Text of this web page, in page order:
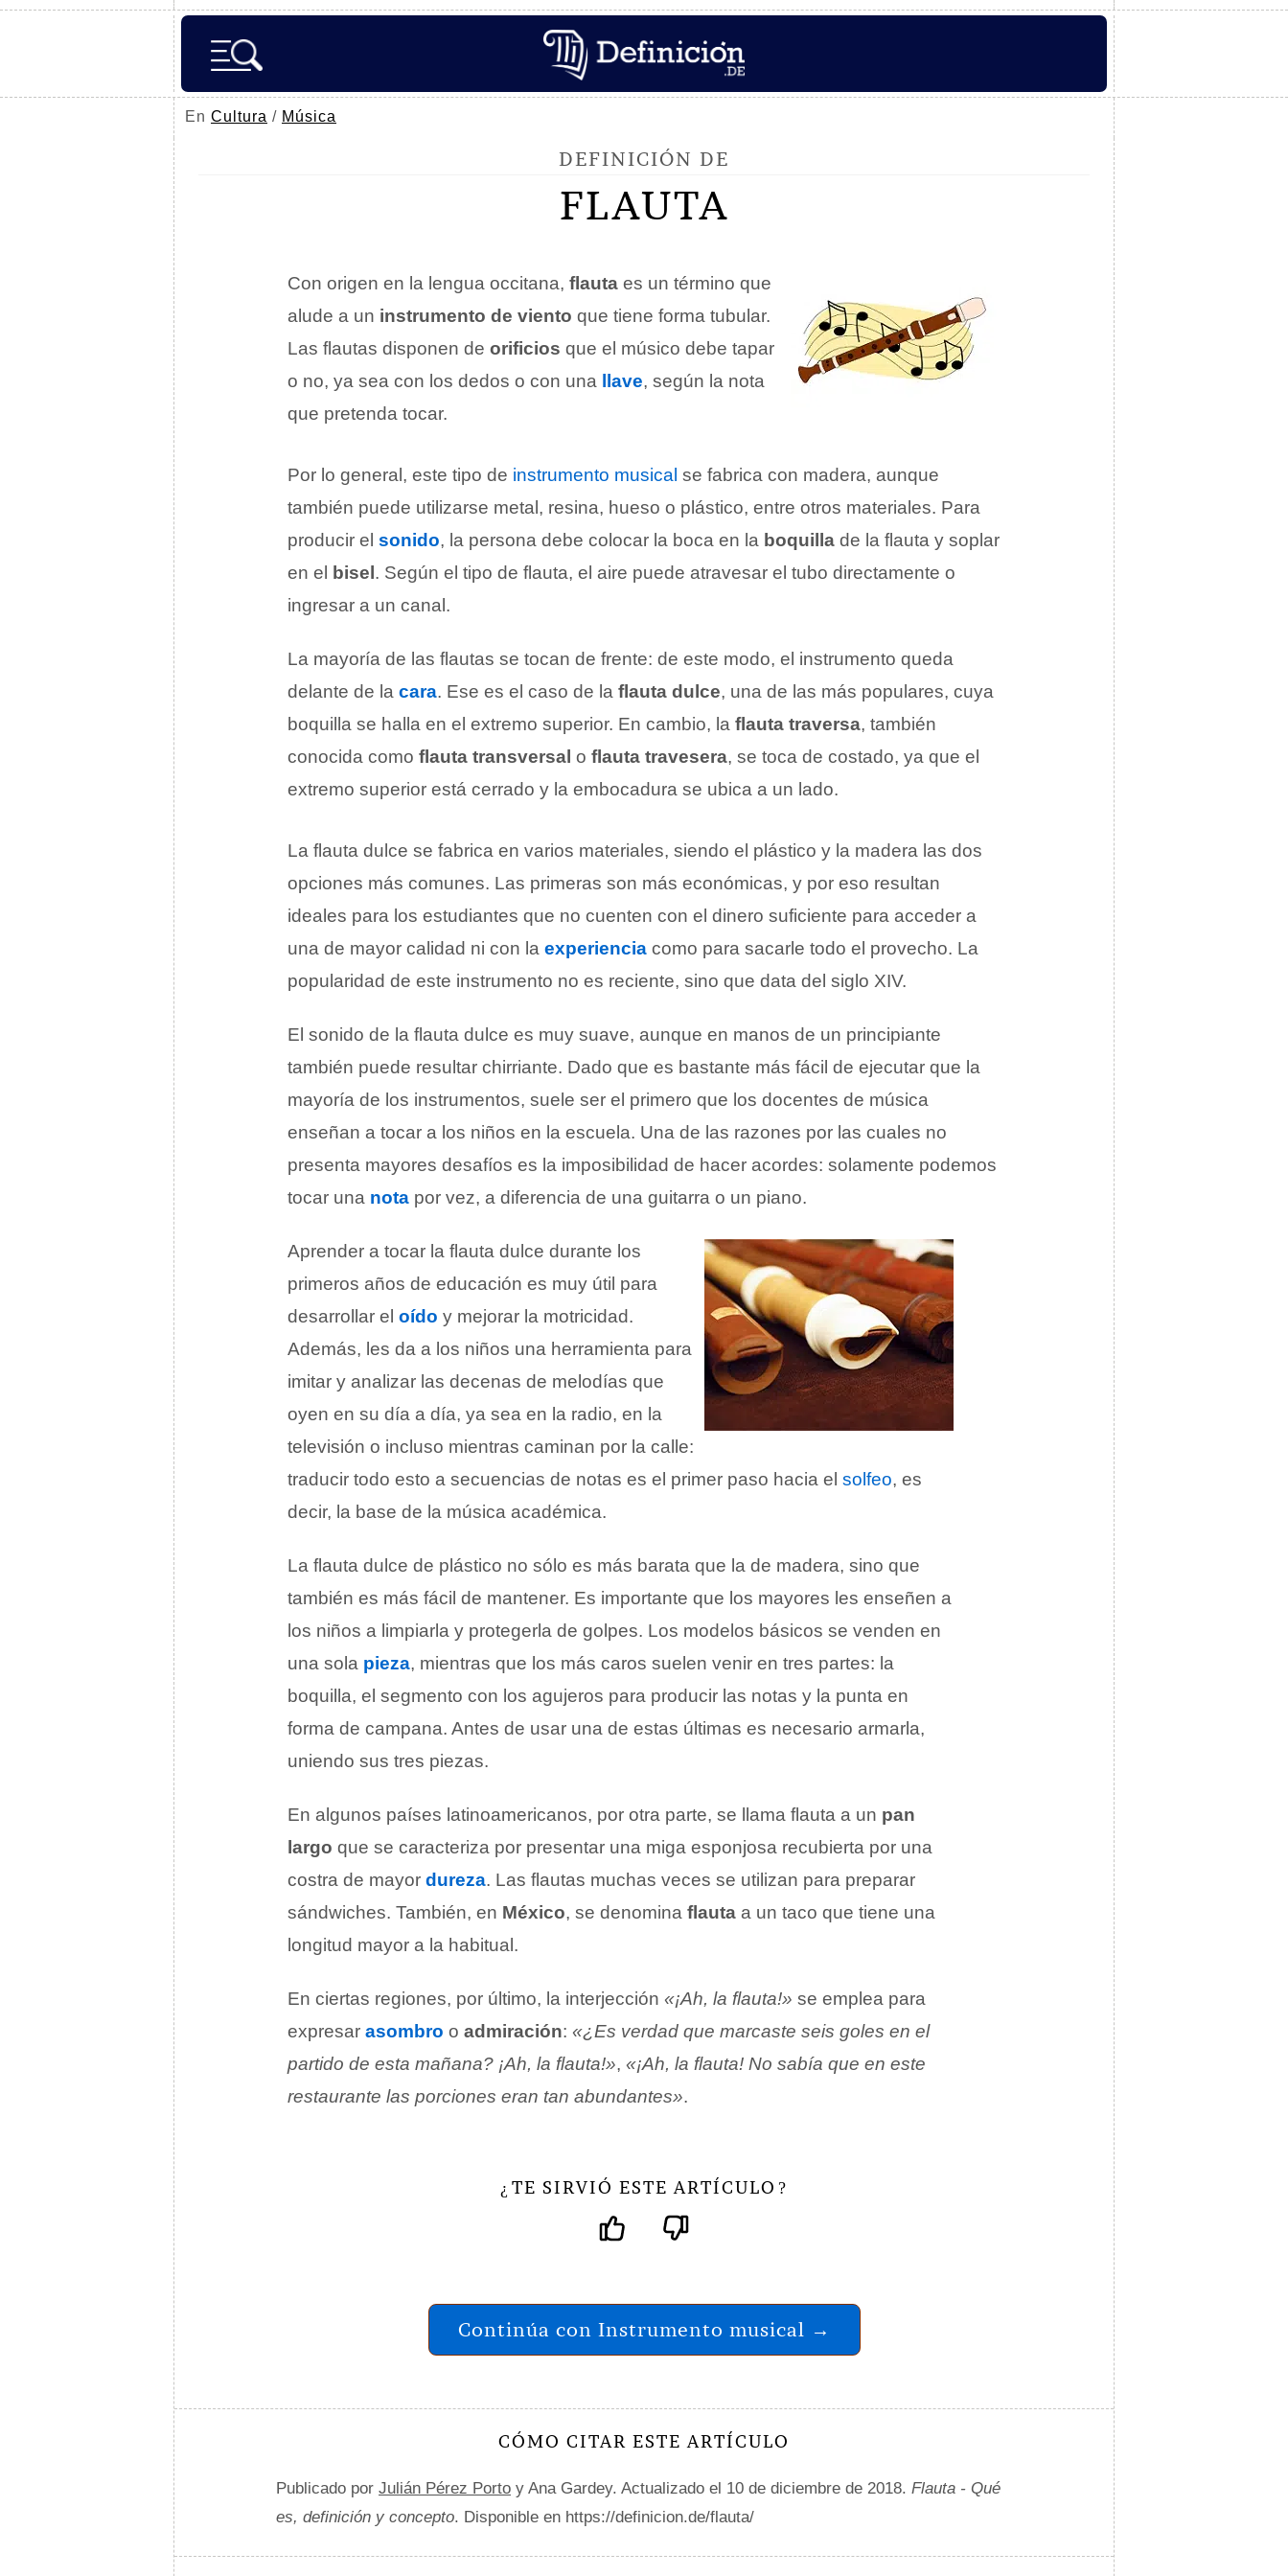
En Cultura / Música
DEFINICIÓN DE
FLAUTA
Con origen en la lengua occitana, flauta es un término que
alude a un instrumento de viento que tiene forma tubular.
Las flautas disponen de orificios que el músico debe tapar
o no, ya sea con los dedos o con una
llave, según la nota
que pretenda tocar.
Por lo general, este tipo de instrumento musical se fabrica con madera, aunque
también puede utilizarse metal, resina, hueso o plástico, entre otros materiales. Para
producir el sonido, la persona debe colocar la boca en la boquilla de la flauta y soplar
en el
bisel . Según el tipo de flauta, el aire puede atravesar el tubo directamente o
ingresar a un canal.
La mayoría de las flautas se tocan de frente: de este modo, el instrumento queda
delante de la cara. Ese es el caso de la flauta dulce, una de las más populares, cuya
boquilla se halla en el extremo superior. En cambio, la flauta traversa, también
conocida como flauta transversal o flauta travesera, se toca de costado, ya que el
extremo superior está cerrado y la embocadura se ubica a un lado.
La flauta dulce se fabrica en varios materiales, siendo el plástico y la madera las dos
opciones más comunes. Las primeras son más económicas, y por eso resultan
ideales para los estudiantes que no cuenten con el dinero suficiente para acceder a
una de mayor calidad ni con la experiencia como para sacarle todo el provecho. La
popularidad de este instrumento no es reciente, sino que data del siglo XIV.
El sonido de la flauta dulce es muy suave, aunque en manos de un principiante
también puede resultar chirriante. Dado que es bastante más fácil de ejecutar que la
mayoría de los instrumentos, suele ser el primero que los docentes de música
enseñan a tocar a los niños en la escuela. Una de las razones por las cuales no
presenta mayores desafíos es la imposibilidad de hacer acordes: solamente podemos
tocar una nota por vez, a diferencia de una guitarra o un piano.
Aprender a tocar la flauta dulce durante los
primeros años de educación es muy útil para
desarrollar el oído y mejorar la motricidad.
Además, les da a los niños una herramienta para
imitar y analizar las decenas de melodías que
oyen en su día a día, ya sea en la radio, en la
televisión o incluso mientras caminan por la calle:
traducir todo esto a secuencias de notas es el primer paso hacia el solfeo, es
decir, la base de la música académica.
La flauta dulce de plástico no sólo es más barata que la de madera, sino que
también es más fácil de mantener. Es importante que los mayores les enseñen a
los niños a limpiarla y protegerla de golpes. Los modelos básicos se venden en
una sola pieza, mientras que los más caros suelen venir en tres partes: la
boquilla, el segmento con los agujeros para producir las notas y la punta en
forma de campana. Antes de usar una de estas últimas es necesario armarla,
uniendo sus tres piezas.
En algunos países latinoamericanos, por otra parte, se llama flauta a un pan
largo que se caracteriza por presentar una miga esponjosa recubierta por una
costra de mayor dureza. Las flautas muchas veces se utilizan para preparar
sándwiches. También, en México, se denomina flauta a un taco que tiene una
longitud mayor a la habitual.
En ciertas regiones, por último, la interjección «¡Ah, la flauta!» se emplea para
expresar asombro o admiración: «¿Es verdad que marcaste seis goles en el
partido de esta mañana? ¡Ah, la flauta!», «¡Ah, la flauta! No sabía que en este
restaurante las porciones eran tan abundantes».
¿ TE SIRVIÓ ESTE ARTÍCULO ?
Continúa con Instrumento musical →
CÓMO CITAR ESTE ARTÍCULO
Publicado por Julián Pérez Porto y Ana Gardey. Actualizado el 10 de diciembre de 2018. Flauta - Qué
es, definición y concepto. Disponible en https://definicion.de/flauta/